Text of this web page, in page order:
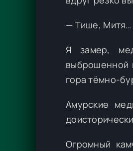
— Тише, Митя…
Я замер,
выброшенной
гора тёмно-
Амурские
Огромный